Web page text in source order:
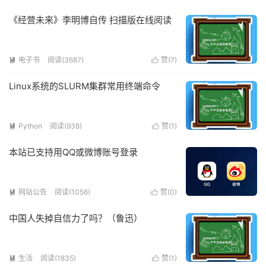
《经营未来》李明博自传 扫描版在线阅读
 赞(7)
 电子书 阅读(3687)
Linux系统的SLURM集群常用终端命令
 赞(1 )
 Python 阅读(938)
本站已支持用QQ或微博账号登录
 赞(0)
 网站公告 阅读(1056)
中国人失掉自信力了吗？（鲁迅）
 赞(1 )
 生活 阅读(1835)